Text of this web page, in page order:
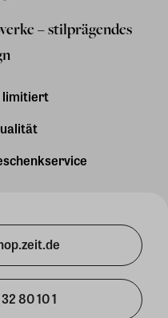
– stilprägendes
limitiert
80 10 1